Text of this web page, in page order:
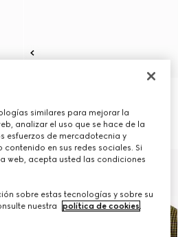
sencilla de lana gingham
€ 2.700
similares para mejorar la
analizar el uso que se hace de la
esfuerzos de mercadotecnia y
en sus redes sociales. Si
web, acepta usted las condiciones
sobre estas tecnologías y sobre su
nuestra
política de cookies.